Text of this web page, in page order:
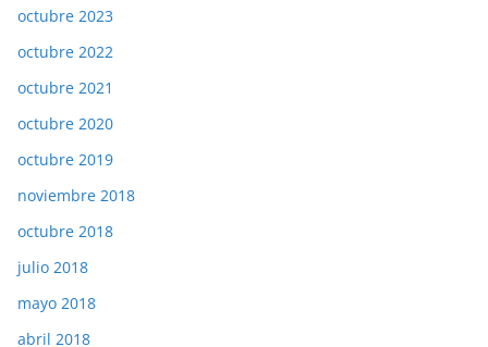
octubre 2023
octubre 2022
octubre 2021
octubre 2020
octubre 2019
noviembre 2018
octubre 2018
julio 2018
mayo 2018
abril 2018